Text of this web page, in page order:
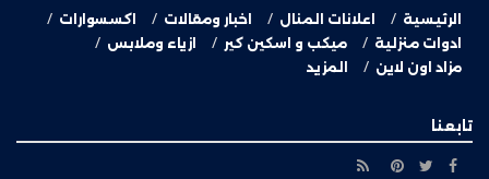
الرئيسية اعلانات المنال اخبار ومقالات
اكسسوارات
ادوات منزلية
ميكب و اسكين كير
ازياء وملابس
مزاد اون لاين
المزيد
تابعنا